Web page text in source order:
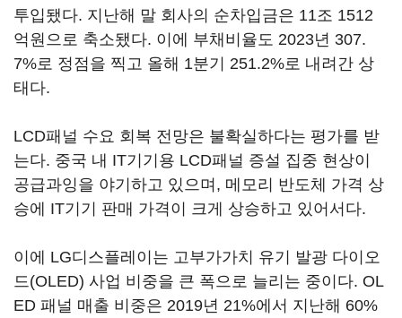
투입됐다. 지난해 말 회사의 순차입금은 11조 1512
억원으로 축소됐다. 이에 부채비율도 2023년 307.
7%로 정점을 찍고 올해 1분기 251.2%로 내려간 상
태다.
LCD패널 수요 회복 전망은 불확실하다는 평가를 받
는다. 중국 내 IT기기용 LCD패널 증설 집중 현상이
공급과잉을 야기하고 있으며, 메모리 반도체 가격 상
승에 IT기기 판매 가격이 크게 상승하고 있어서다.
이에 LG디스플레이는 고부가가치 유기 발광 다이오
드(OLED) 사업 비중을 큰 폭으로 늘리는 중이다. OL
ED 패널 매출 비중은 2019년 21%에서 지난해 60%